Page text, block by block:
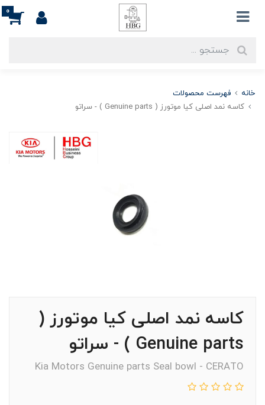
0
خانه
فهرست محصولات
کاسه نمد اصلی کیا موتورز ( Genuine parts ) - سراتو
کاسه نمد اصلی کیا موتورز (
Genuine parts ) - سراتو
Kia Motors Genuine parts Seal bowl - CERATO